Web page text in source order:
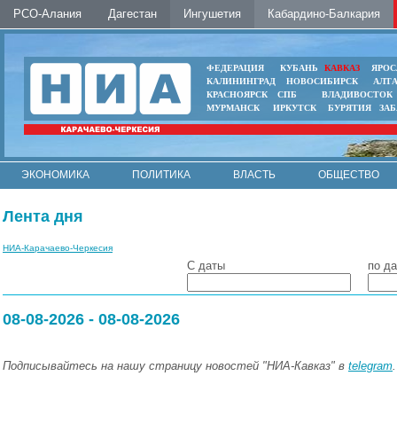
РСО-Алания Дагестан Ингушетия Кабардино-Балкария
ФЕДЕРАЦИЯ КУБАНЬ КАВКАЗ
КАЛИНИНГРАД
НОВОСИБИРСК
КРАСНОЯРСК
СПБ
ВЛАДИВОСТОК
МУРМАНСК
ИРКУТСК БУРЯТИЯ
ЭКОНОМИКА ПОЛИТИКА ВЛАСТЬ
ОБЩЕСТВО
Лента дня
НИА-Карачаево-Черкесия
С даты по
08-08-2026 - 08-08-2026
Подписывайтесь на нашу страницу новостей "НИА-Кавказ" в telegram